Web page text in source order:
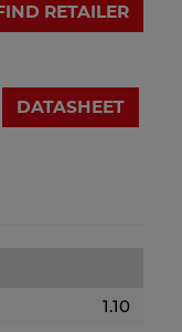
RETAILER
DATASHEET
1.10